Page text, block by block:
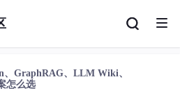
、GraphRAG、LLM Wiki、
怎么选